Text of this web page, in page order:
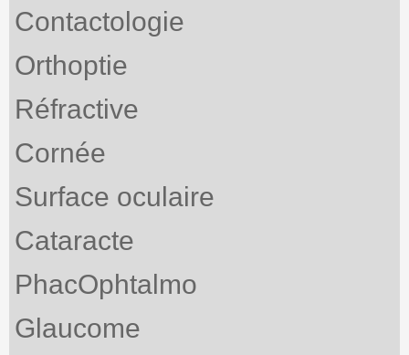
Contactologie
Orthoptie
Réfractive
Cornée
Surface oculaire
Cataracte
PhacOphtalmo
Glaucome